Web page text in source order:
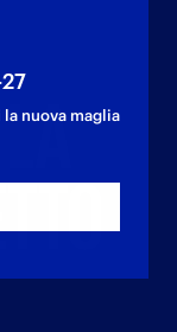
LA
nuova maglia